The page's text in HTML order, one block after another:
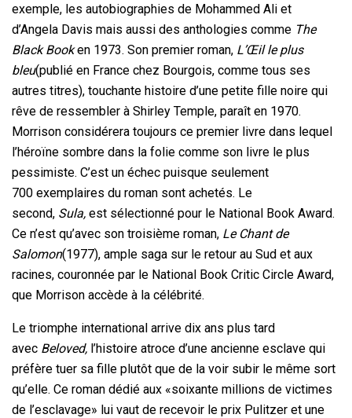
exemple, les autobiographies de Mohammed Ali et
d’Angela Davis mais aussi des anthologies comme The
Black Booken 1973. Son premier roman, L’Œil le plus
bleu(publié en France chez Bourgois, comme tous ses
autres titres), touchante histoire d’une petite fille noire qui
rêve de ressembler à Shirley Temple, paraît en 1970.
Morrison considérera toujours ce premier livre dans lequel
l’héroïne sombre dans la folie comme son livre le plus
pessimiste. C’est un échec puisque seulement
700 exemplaires du roman sont achetés. Le
second, Sula, est sélectionné pour le National Book Award.
Ce n’est qu’avec son troisième roman, Le Chant de
Salomon(1977), ample saga sur le retour au Sud et aux
racines, couronnée par le National Book Critic Circle Award,
que Morrison accède à la célébrité.
Le triomphe international arrive dix ans plus tard
avec Beloved, l’histoire atroce d’une ancienne esclave qui
préfère tuer sa fille plutôt que de la voir subir le même sort
qu’elle. Ce roman dédié aux «soixante millions de victimes
de l’esclavage» lui vaut de recevoir le prix Pulitzer et une